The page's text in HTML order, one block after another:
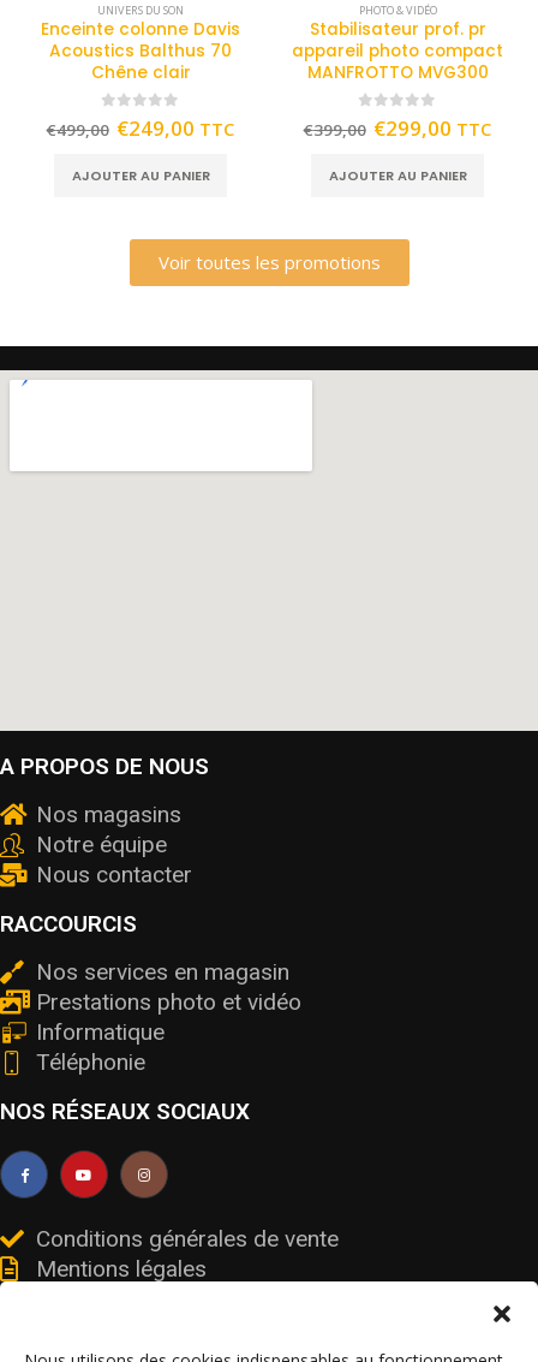
UNIVERS DU SON
Enceinte colonne Davis
Acoustics Balthus 70
Chêne clair
out of 5
€499,00 €249,00 TTC
AJOUTER AU PANIER
PHOTO & VIDÉO
Stabilisateur prof. pr
appareil photo compact
MANFROTTO MVG300
out of 5
€399,00 €299,00 TTC
AJOUTER AU PANIER
Voir toutes les promotions
A PROPOS DE NOUS
Nos magasins
Notre équipe
Nous contacter
RACCOURCIS
Nos services en magasin
Prestations photo et vidéo
Informatique
Téléphonie
NOS RÉSEAUX SOCIAUX
Conditions générales de vente
Mentions légales